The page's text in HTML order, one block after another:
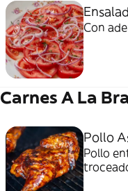
Con
Carnes A La
Pollo
Pollo